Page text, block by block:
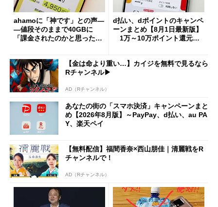
ahamoに「神です」との声―
―値段そのままで40GBに
「課金されたのかと思った」
d払い、dポイントのキャンペ
ーンまとめ【8月1日最新版】
1万～10万ポイント還元の
【金は命より重い…】カイジを無料で見るなら
Rチャンネル▶︎
AD（Rチャンネル）
あなたの街の「スマホ決済」キャンペーンまと
め【2026年8月版】～PayPay、d払い、au PA
Y、楽天ペイ
【無料配信】福間香奈×西山朋佳｜清麗戦をR
チャンネルで！
AD（Rチャンネル）